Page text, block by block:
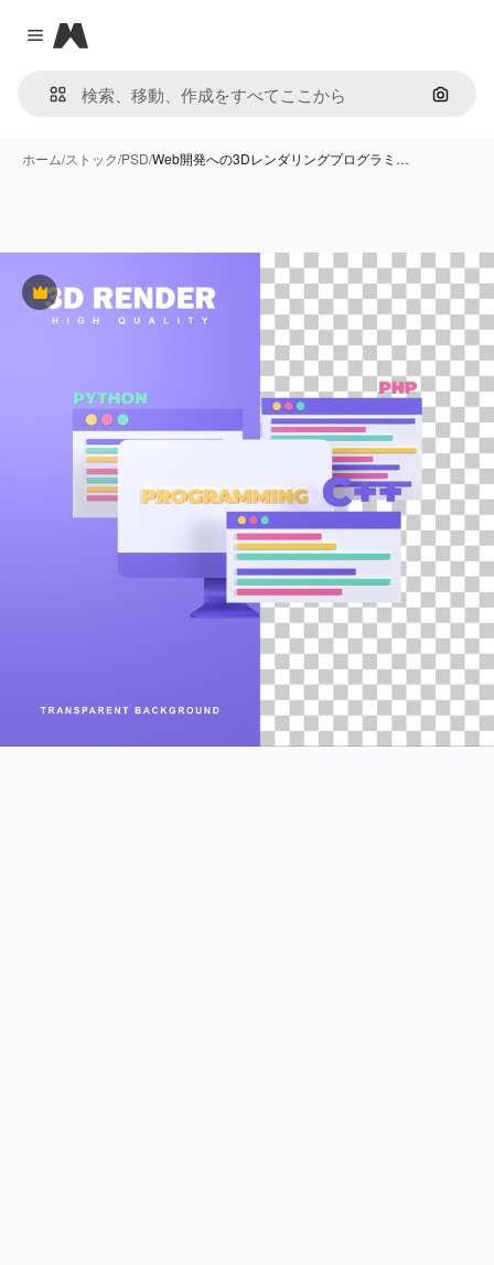
Close menu
Magnific
画像で
ホーム/ストック/PSD/Web開発への3Dレンダリングプログラミ…
Premium